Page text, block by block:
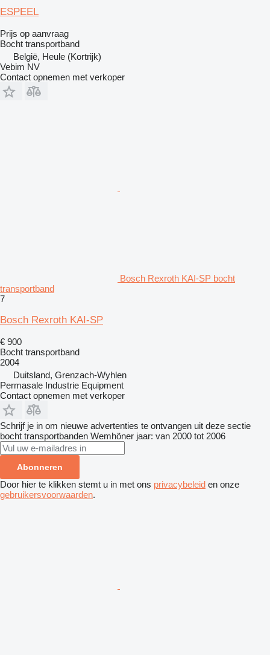
ESPEEL
Prijs op aanvraag
Bocht transportband
België, Heule (Kortrijk)
Vebim NV
Contact opnemen met verkoper
Bosch Rexroth KAI-SP bocht
transportband
7
Bosch Rexroth KAI-SP
€ 900
Bocht transportband
2004
Duitsland, Grenzach-Wyhlen
Permasale Industrie Equipment
Contact opnemen met verkoper
Schrijf je in om nieuwe advertenties te ontvangen uit deze sectie
bocht transportbanden Wemhöner jaar: van 2000 tot 2006
Abonneren
Door hier te klikken stemt u in met ons privacybeleid en onze
gebruikersvoorwaarden.